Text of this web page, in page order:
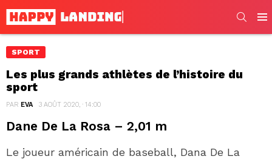
SPORT
Les plus grands athlètes de l’histoire du
sport
PAR EVA 3 AOÛT 2020, · 14:00
Dane De La Rosa – 2,01 m
Le joueur américain de baseball, Dana De La